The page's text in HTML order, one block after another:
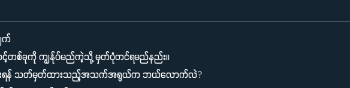
က်
င့်တစ်ခုကို ကျွန်ုပ်မည်ကဲ့သို့ မှတ်ပုံတင်ရမည်နည်း။
ားရန် သတ်မှတ်ထားသည့်အသက်အရွယ်က ဘယ်လောက်လဲ?